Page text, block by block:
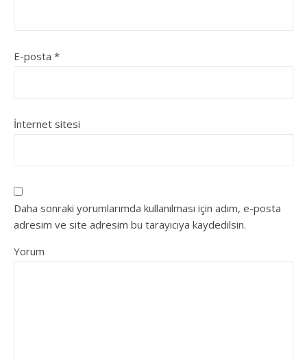
E-posta *
İnternet sitesi
Daha sonraki yorumlarımda kullanılması için adım, e-posta
adresim ve site adresim bu tarayıcıya kaydedilsin.
Yorum